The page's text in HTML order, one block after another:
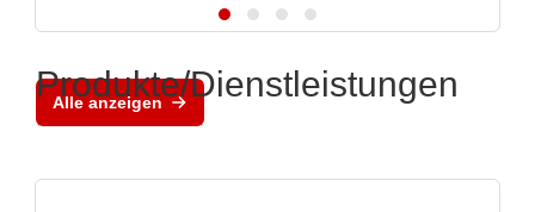
Alle anzeigen
Produkte/Dienstleistungen